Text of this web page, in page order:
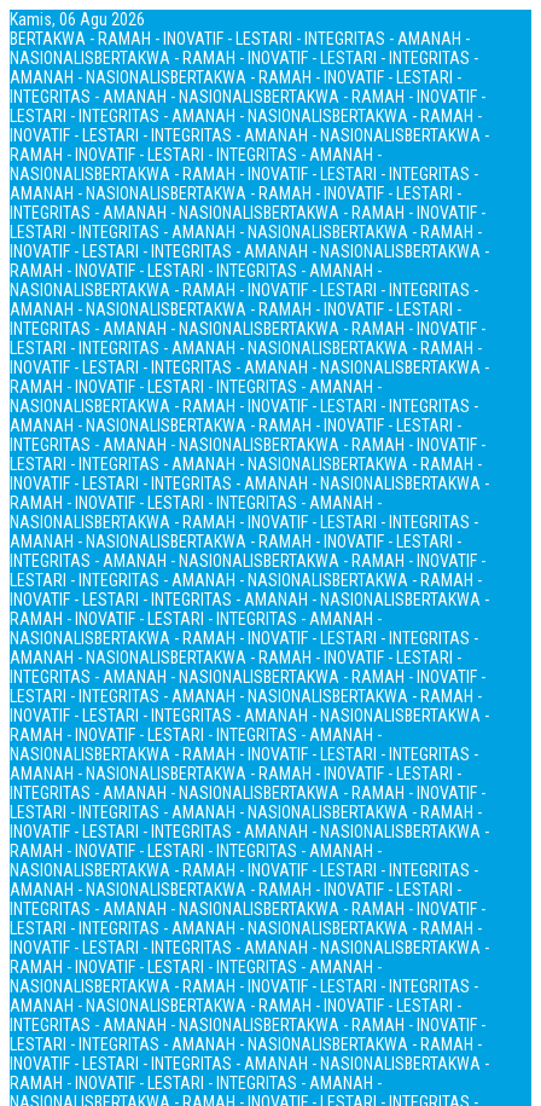
Kamis, 06 Agu 2026
BERTAKWA - RAMAH - INOVATIF - LESTARI - INTEGRITAS - AMANAH -
NASIONALISBERTAKWA - RAMAH - INOVATIF - LESTARI - INTEGRITAS -
AMANAH - NASIONALISBERTAKWA - RAMAH - INOVATIF - LESTARI -
INTEGRITAS - AMANAH - NASIONALISBERTAKWA - RAMAH - INOVATIF -
LESTARI - INTEGRITAS - AMANAH - NASIONALISBERTAKWA - RAMAH -
INOVATIF - LESTARI - INTEGRITAS - AMANAH - NASIONALISBERTAKWA -
RAMAH - INOVATIF - LESTARI - INTEGRITAS - AMANAH -
NASIONALISBERTAKWA - RAMAH - INOVATIF - LESTARI - INTEGRITAS -
AMANAH - NASIONALISBERTAKWA - RAMAH - INOVATIF - LESTARI -
INTEGRITAS - AMANAH - NASIONALISBERTAKWA - RAMAH - INOVATIF -
LESTARI - INTEGRITAS - AMANAH - NASIONALISBERTAKWA - RAMAH -
INOVATIF - LESTARI - INTEGRITAS - AMANAH - NASIONALISBERTAKWA -
RAMAH - INOVATIF - LESTARI - INTEGRITAS - AMANAH -
NASIONALISBERTAKWA - RAMAH - INOVATIF - LESTARI - INTEGRITAS -
AMANAH - NASIONALISBERTAKWA - RAMAH - INOVATIF - LESTARI -
INTEGRITAS - AMANAH - NASIONALISBERTAKWA - RAMAH - INOVATIF -
LESTARI - INTEGRITAS - AMANAH - NASIONALISBERTAKWA - RAMAH -
INOVATIF - LESTARI - INTEGRITAS - AMANAH - NASIONALISBERTAKWA -
RAMAH - INOVATIF - LESTARI - INTEGRITAS - AMANAH -
NASIONALISBERTAKWA - RAMAH - INOVATIF - LESTARI - INTEGRITAS -
AMANAH - NASIONALISBERTAKWA - RAMAH - INOVATIF - LESTARI -
INTEGRITAS - AMANAH - NASIONALISBERTAKWA - RAMAH - INOVATIF -
LESTARI - INTEGRITAS - AMANAH - NASIONALISBERTAKWA - RAMAH -
INOVATIF - LESTARI - INTEGRITAS - AMANAH - NASIONALISBERTAKWA -
RAMAH - INOVATIF - LESTARI - INTEGRITAS - AMANAH -
NASIONALISBERTAKWA - RAMAH - INOVATIF - LESTARI - INTEGRITAS -
AMANAH - NASIONALISBERTAKWA - RAMAH - INOVATIF - LESTARI -
INTEGRITAS - AMANAH - NASIONALISBERTAKWA - RAMAH - INOVATIF -
LESTARI - INTEGRITAS - AMANAH - NASIONALISBERTAKWA - RAMAH -
INOVATIF - LESTARI - INTEGRITAS - AMANAH - NASIONALISBERTAKWA -
RAMAH - INOVATIF - LESTARI - INTEGRITAS - AMANAH -
NASIONALISBERTAKWA - RAMAH - INOVATIF - LESTARI - INTEGRITAS -
AMANAH - NASIONALISBERTAKWA - RAMAH - INOVATIF - LESTARI -
INTEGRITAS - AMANAH - NASIONALISBERTAKWA - RAMAH - INOVATIF -
LESTARI - INTEGRITAS - AMANAH - NASIONALISBERTAKWA - RAMAH -
INOVATIF - LESTARI - INTEGRITAS - AMANAH - NASIONALISBERTAKWA -
RAMAH - INOVATIF - LESTARI - INTEGRITAS - AMANAH -
NASIONALISBERTAKWA - RAMAH - INOVATIF - LESTARI - INTEGRITAS -
AMANAH - NASIONALISBERTAKWA - RAMAH - INOVATIF - LESTARI -
INTEGRITAS - AMANAH - NASIONALISBERTAKWA - RAMAH - INOVATIF -
LESTARI - INTEGRITAS - AMANAH - NASIONALISBERTAKWA - RAMAH -
INOVATIF - LESTARI - INTEGRITAS - AMANAH - NASIONALISBERTAKWA -
RAMAH - INOVATIF - LESTARI - INTEGRITAS - AMANAH -
NASIONALISBERTAKWA - RAMAH - INOVATIF - LESTARI - INTEGRITAS -
AMANAH - NASIONALISBERTAKWA - RAMAH - INOVATIF - LESTARI -
INTEGRITAS - AMANAH - NASIONALISBERTAKWA - RAMAH - INOVATIF -
LESTARI - INTEGRITAS - AMANAH - NASIONALISBERTAKWA - RAMAH -
INOVATIF - LESTARI - INTEGRITAS - AMANAH - NASIONALISBERTAKWA -
RAMAH - INOVATIF - LESTARI - INTEGRITAS - AMANAH -
NASIONALISBERTAKWA - RAMAH - INOVATIF - LESTARI - INTEGRITAS -
AMANAH - NASIONALISBERTAKWA - RAMAH - INOVATIF - LESTARI -
INTEGRITAS - AMANAH - NASIONALISBERTAKWA - RAMAH - INOVATIF -
LESTARI - INTEGRITAS - AMANAH - NASIONALISBERTAKWA - RAMAH -
INOVATIF - LESTARI - INTEGRITAS - AMANAH - NASIONALISBERTAKWA -
RAMAH - INOVATIF - LESTARI - INTEGRITAS - AMANAH -